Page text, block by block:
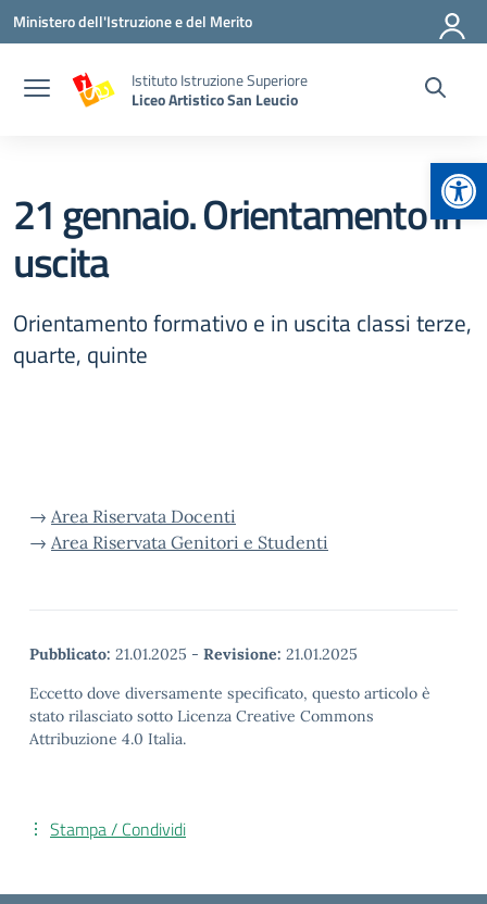
Vai ai contenuti
Vai al menu di navigazione
Vai al footer
Ministero dell'Istruzione e del Merito
Istituto Istruzione Superiore
Liceo Artistico San Leucio
21 gennaio. Orientamento in
uscita
Orientamento formativo e in uscita classi terze,
quarte, quinte
→ Area Riservata Docenti
→ Area Riservata Genitori e Studenti
Pubblicato: 21.01.2025 - Revisione: 21.01.2025
Eccetto dove diversamente specificato, questo articolo è
stato rilasciato sotto Licenza Creative Commons
Attribuzione 4.0 Italia.
Stampa / Condividi